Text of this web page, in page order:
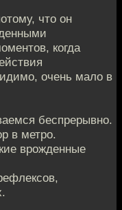
что он
когда
очень мало в
беспрерывно.
в метро.
врожденные